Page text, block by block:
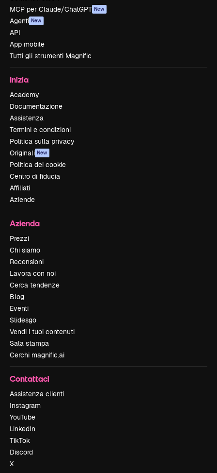
MCP per Claude/ChatGPT New
Agenti New
API
App mobile
Tutti gli strumenti Magnific
Inizia
Academy
Documentazione
Assistenza
Termini e condizioni
Politica sulla privacy
Originali New
Politica dei cookie
Centro di fiducia
Affiliati
Aziende
Azienda
Prezzi
Chi siamo
Recensioni
Lavora con noi
Cerca tendenze
Blog
Eventi
Slidesgo
Vendi i tuoi contenuti
Sala stampa
Cerchi magnific.ai
Contattaci
Assistenza clienti
Instagram
YouTube
LinkedIn
TikTok
Discord
X